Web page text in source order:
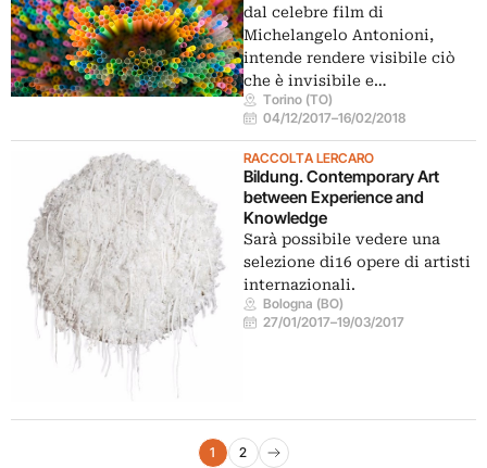
dal celebre film di
Michelangelo Antonioni,
intende rendere visibile ciò
che è invisibile e…
Torino (TO)
04/12/2017–16/02/2018
RACCOLTA LERCARO
Bildung. Contemporary Art
between Experience and
Knowledge
Sarà possibile vedere una
selezione di16 opere di artisti
internazionali.
Bologna (BO)
27/01/2017–19/03/2017
Navigazione eventi
1 2
Pagina successiva